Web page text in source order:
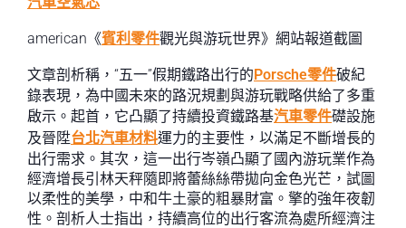
american《賓利零件觀光與游玩世界》網站報道截圖
文章剖析稱，“五一”假期鐵路出行的Porsche零件破紀
錄表現，為中國未來的路況規劃與游玩戰略供給了多重
啟示。起首，它凸顯了持續投資鐵路基汽車零件礎設施
及晉陞台北汽車材料運力的主要性，以滿足不斷增長的
出行需求。其次，這一出行岑嶺凸顯了國內游玩業作為
經濟增長引林天秤隨即將蕾絲絲帶拋向金色光芒，試圖
以柔性的美學，中和牛土豪的粗暴財富。擎的強年夜韌
性。剖析人士指出，持續高位的出行客流為處所經濟注